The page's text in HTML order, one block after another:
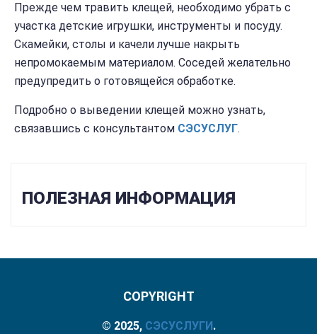
Прежде чем травить клещей, необходимо убрать с
участка детские игрушки, инструменты и посуду.
Скамейки, столы и качели лучше накрыть
непромокаемым материалом. Соседей желательно
предупредить о готовящейся обработке.
Подробно о выведении клещей можно узнать,
связавшись с консультантом СЭСУСЛУГ.
ПОЛЕЗНАЯ ИНФОРМАЦИЯ
COPYRIGHT
© 2025, СЭСУСЛУГИ .